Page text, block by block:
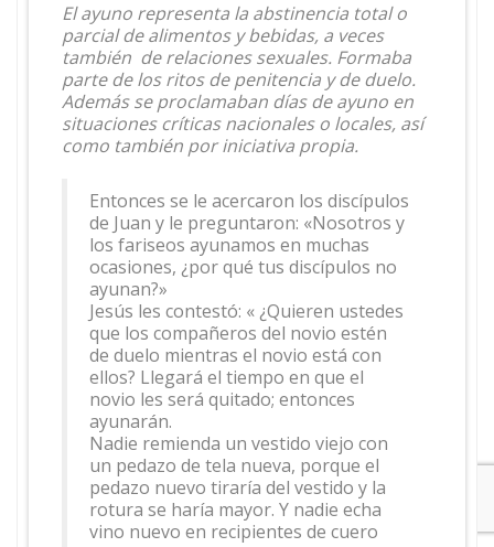
El ayuno representa la abstinencia total o
parcial de alimentos y bebidas, a veces
también de relaciones sexuales. Formaba
parte de los ritos de penitencia y de duelo.
Además se proclamaban días de ayuno en
situaciones críticas nacionales o locales, así
como también por iniciativa propia.
Entonces se le acercaron los discípulos
de Juan y le preguntaron: «Nosotros y
los fariseos ayunamos en muchas
ocasiones, ¿por qué tus discípulos no
ayunan?»
Jesús les contestó: « ¿Quieren ustedes
que los compañeros del novio estén
de duelo mientras el novio está con
ellos? Llegará el tiempo en que el
novio les será quitado; entonces
ayunarán.
Nadie remienda un vestido viejo con
un pedazo de tela nueva, porque el
pedazo nuevo tiraría del vestido y la
rotura se haría mayor. Y nadie echa
vino nuevo en recipientes de cuero